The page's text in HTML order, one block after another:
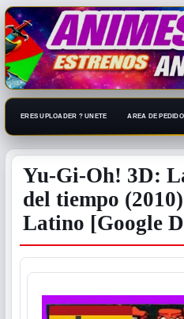
ERES UPLOADER ? UNETE AREA DE
Yu-Gi-Oh! 3D:
del tiempo
Latino [Google